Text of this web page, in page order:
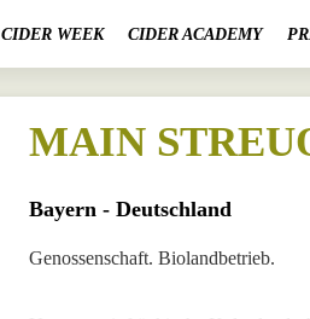
CIDER WEEK CIDER ACADEMY
MAIN
Bayern - Deutschland
Genossenschaft. Biolandbetrieb.